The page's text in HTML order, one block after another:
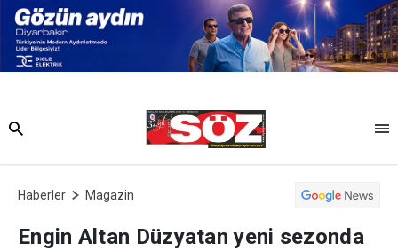
Haberler Magazin
Engin Altan Düzyatan yeni sezonda